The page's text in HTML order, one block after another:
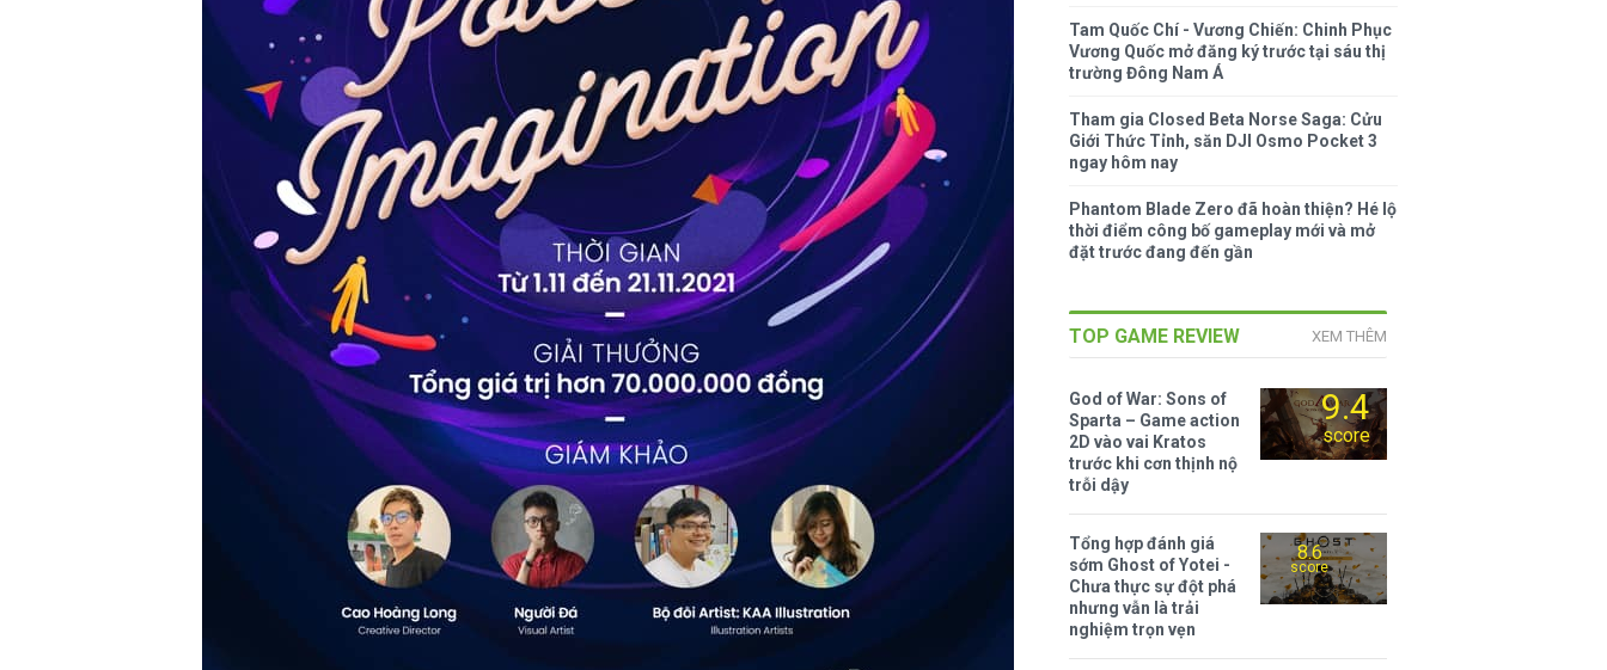
Tam Quốc Chí - Vương Chiến: Chinh Phục
Vương Quốc mở đăng ký trước tại sáu thị
trường Đông Nam Á
Tham gia Closed Beta Norse Saga: Cửu
Giới Thức Tỉnh, săn DJI Osmo Pocket 3
ngay hôm nay
Phantom Blade Zero đã hoàn thiện? Hé lộ
thời điểm công bố gameplay mới và mở
đặt trước đang đến gần
TOP GAME REVIEW XEM THÊM
9.4
score
God of War: Sons of
Sparta – Game action
2D vào vai Kratos
trước khi cơn thịnh nộ
trỗi dậy
8.6
score
Tổng hợp đánh giá
sớm Ghost of Yotei -
Chưa thực sự đột phá
nhưng vẫn là trải
nghiệm trọn vẹn